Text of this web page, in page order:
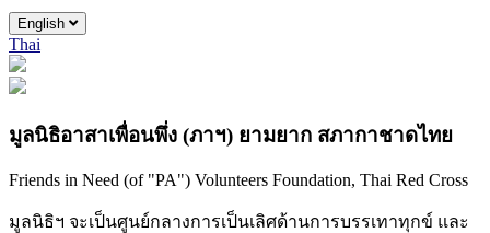
English
Thai
มูลนิธิอาสาเพื่อนพึ่ง (ภาฯ) ยามยาก สภากาชาดไทย
Friends in Need (of "PA") Volunteers Foundation, Thai Red Cross
มูลนิธิฯ จะเป็นศูนย์กลางการเป็นเลิศด้านการบรรเทาทุกข์ และ